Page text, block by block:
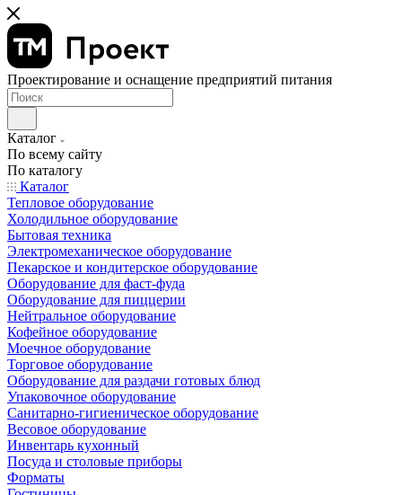
Проектирование и оснащение предприятий питания
Каталог
По всему сайту
По каталогу
Каталог
Тепловое оборудование
Холодильное оборудование
Бытовая техника
Электромеханическое оборудование
Пекарское и кондитерское оборудование
Оборудование для фаст-фуда
Оборудование для пиццерии
Нейтральное оборудование
Кофейное оборудование
Моечное оборудование
Торговое оборудование
Оборудование для раздачи готовых блюд
Упаковочное оборудование
Санитарно-гигиеническое оборудование
Весовое оборудование
Инвентарь кухонный
Посуда и столовые приборы
Форматы